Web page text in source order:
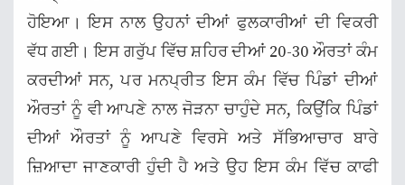
ਹੋਇਆ। ਇਸ ਨਾਲ ਉਹਨਾਂ ਦੀਆਂ ਫੁਲਕਾਰੀਆਂ ਦੀ ਵਿਕਰੀ
ਵੱਧ ਗਈ। ਇਸ ਗਰੁੱਪ ਵਿੱਚ ਸ਼ਹਿਰ ਦੀਆਂ 20-30 ਔਰਤਾਂ ਕੰਮ
ਕਰਦੀਆਂ ਸਨ, ਪਰ ਮਨਪ੍ਰੀਤ ਇਸ ਕੰਮ ਵਿੱਚ ਪਿੰਡਾਂ ਦੀਆਂ
ਔਰਤਾਂ ਨੂੰ ਵੀ ਆਪਣੇ ਨਾਲ ਜੋੜਨਾ ਚਾਹੁੰਦੇ ਸਨ, ਕਿਉਂਕਿ ਪਿੰਡਾਂ
ਦੀਆਂ ਔਰਤਾਂ ਨੂੰ ਆਪਣੇ ਵਿਰਸੇ ਅਤੇ ਸੱਭਿਆਚਾਰ ਬਾਰੇ
ਜ਼ਿਆਦਾ ਜਾਣਕਾਰੀ ਹੁੰਦੀ ਹੈ ਅਤੇ ਉਹ ਇਸ ਕੰਮ ਵਿੱਚ ਕਾਫੀ